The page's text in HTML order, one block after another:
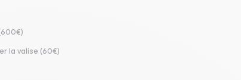
la valise (60€)